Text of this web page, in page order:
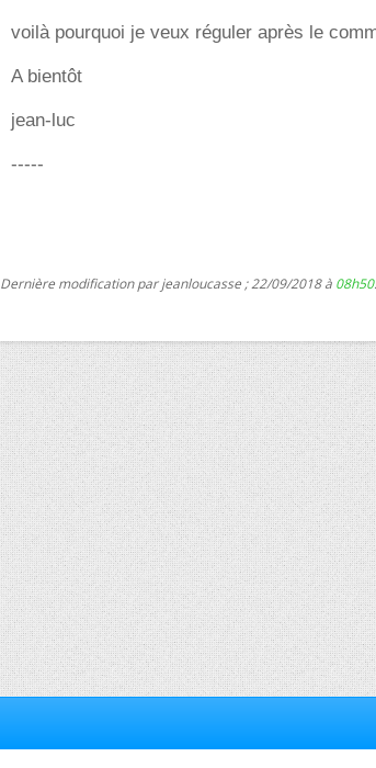
voilà pourquoi je veux réguler après le
A bientôt
jean-luc
-----
Dernière modification par jeanloucasse ; 22/09/2018 à 08h50.